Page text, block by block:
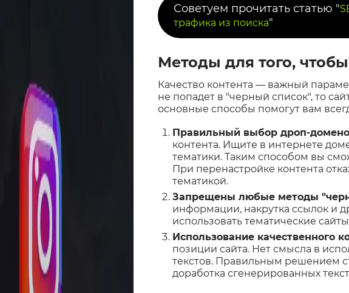
Советуем прочитать статью "
трафика из поиска"
Методы для того,
Качество контента — важный
не попадет в "черный список", то
основные способы помогут вам
Правильный выбор дроп-
контента. Ищите в интернете
тематики. Таким способом вы
При перенастройке контента
тематикой.
Запрещены любые методы
информации, накрутка ссылок и
использовать тематические
Использование качественного
позиции сайта. Нет смысла в
текстов. Правильным решением
доработка сгенерированных